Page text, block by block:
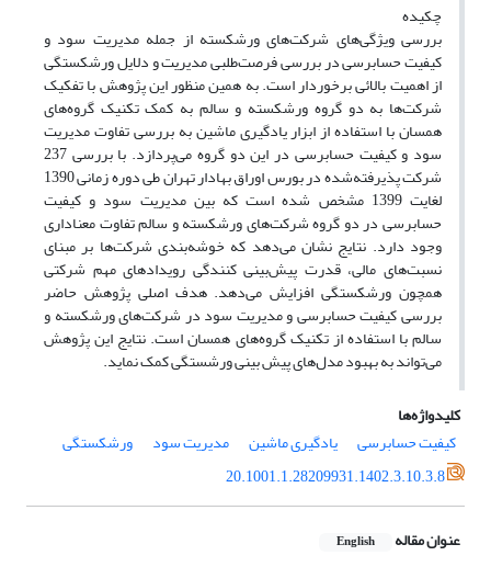
چکیده
بررسی ویژگی‌های شرکت‌های ورشکسته از جمله مدیریت سود و
کیفیت حسابرسی در بررسی فرصت‌طلبی مدیریت و دلایل ورشکستگی
از اهمیت بالائی برخوردار است. به همین منظور این پژوهش با تفکیک
شرکت‌ها به دو گروه ورشکسته و سالم به کمک تکنیک گروه‌های
همسان با استفاده از ابزار یادگیری ماشین به بررسی تفاوت مدیریت
سود و کیفیت حسابرسی در این دو گروه می‌پردازد. با بررسی 237
شرکت پذیرفته‌شده در بورس اوراق بهادار تهران طی دوره زمانی 1390
لغایت 1399 مشخص شده است که بین مدیریت سود و کیفیت
حسابرسی در دو گروه شرکت‌های ورشکسته و سالم تفاوت معناداری
وجود دارد. نتایج نشان می‌دهد که خوشه‌بندی شرکت‌ها بر مبنای
نسبت‌های مالی، قدرت پیش‌بینی کنندگی رویدادهای مهم شرکتی
همچون ورشکستگی افزایش می‌دهد. هدف اصلی پژوهش حاضر
بررسی کیفیت حسابرسی و مدیریت سود در شرکت‌های ورشکسته و
سالم با استفاده از تکنیک گروه‌های همسان است. نتایج این پژوهش
می‌تواند به بهبود مدل‌های پیش بینی ورشستگی کمک نماید.
کلیدواژه‌ها
کیفیت حسابرسی
یادگیری ماشین مدیریت سود
ورشکستگی
20.1001.1.28209931.1402.3.10.3.8
عنوان مقاله English